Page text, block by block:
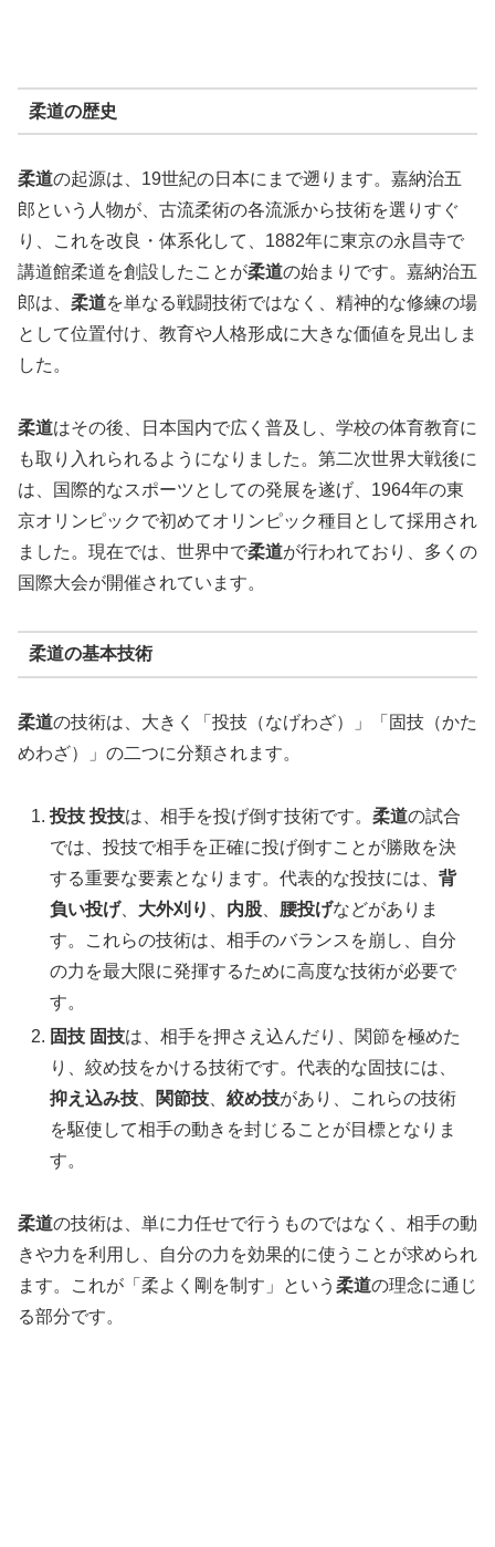
柔道の歴史
柔道の起源は、19世紀の日本にまで遡ります。嘉納治五
郎という人物が、古流柔術の各流派から技術を選りすぐ
り、これを改良・体系化して、1882年に東京の永昌寺で
講道館柔道を創設したことが柔道の始まりです。嘉納治五
郎は、 柔道を単なる戦闘技術ではなく、精神的な修練の場
として位置付け、教育や人格形成に大きな価値を見出しま
した。
柔道はその後、日本国内で広く普及し、学校の体育教育に
も取り入れられるようになりました。第二次世界大戦後に
は、国際的なスポーツとしての発展を遂げ、1964年の東
京オリンピックで初めてオリンピック種目として採用され
ました。現在では、世界中で柔道が行われており、多くの
国際大会が開催されています。
柔道の基本技術
柔道の技術は、大きく「投技（なげわざ）」「固技（かた
めわざ）」の二つに分類されます。
投技 投技は、相手を投げ倒す技術です。柔道の試合
では、投技で相手を正確に投げ倒すことが勝敗を決
する重要な要素となります。代表的な投技には、背
負い投げ、 大外刈り 内股 腰投げなどがありま
す。これらの技術は、相手のバランスを崩し、自分
の力を最大限に発揮するために高度な技術が必要で
す。
固技 固技は、相手を押さえ込んだり、関節を極めた
り、絞め技をかける技術です。代表的な固技には、
抑え込み技
関節技 、絞め技があり、これらの技術
を駆使して相手の動きを封じることが目標となりま
す。
柔道の技術は、単に力任せで行うものではなく、相手の動
きや力を利用し、自分の力を効果的に使うことが求められ
ます。これが「柔よく剛を制す」という 柔道の理念に通じ
る部分です。